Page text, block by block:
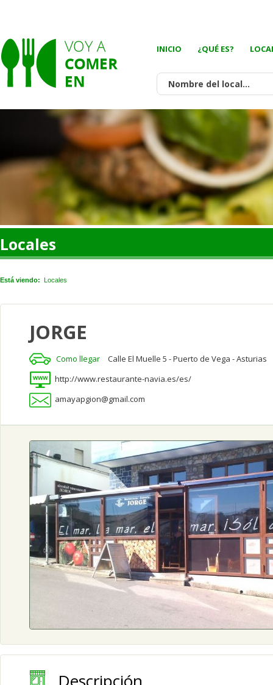
INICIO ¿QUÉ ES?
Locales
Está viendo: Locales
JORGE
Como llegar
Calle El Muelle 5 - Puerto de Vega - Asturias
http://www.restaurante-navia.es/es/
amayapgion@gmail.com
Descripción